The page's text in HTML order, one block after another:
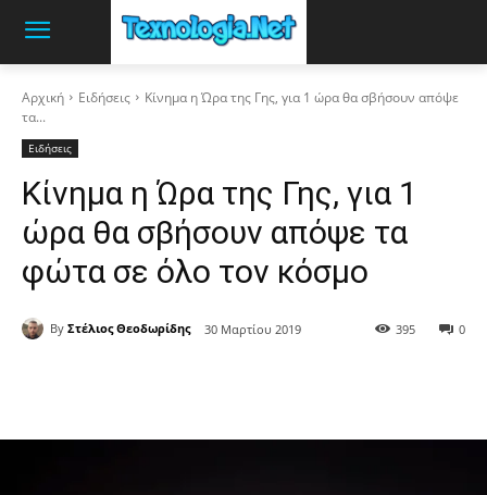
Αρχική Ειδήσεις
Κίνημα η Ώρα της Γης, για 1 ώρα θα σβήσουν απόψε
τα...
Ειδήσεις
Κίνημα η Ώρα της Γης, για 1
ώρα θα σβήσουν απόψε τα
φώτα σε όλο τον κόσμο
By Στέλιος Θεοδωρίδης 30 Μαρτίου 2019 0
395